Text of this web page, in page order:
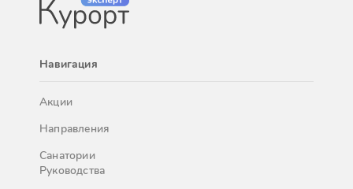
Навигация
Акции
Направления
Санатории
Руководства